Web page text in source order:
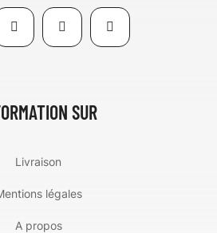
SUR
Livraison
légales
A propos